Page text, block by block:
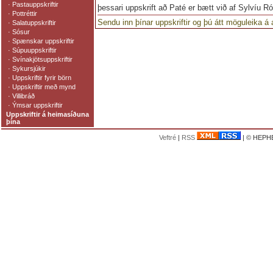
þessari uppskrift að Paté er bætt við af Sylvíu
Sendu inn þínar uppskriftir og þú átt möguleika
· Pastauppskriftir
· Pottréttir
· Salatuppskriftir
· Sósur
· Spænskar uppskriftir
· Súpuuppskriftir
· Svínakjötsuppskriftir
· Sykursjúkir
· Uppskriftir fyrir börn
· Uppskriftir með mynd
· Villibráð
· Ýmsar uppskriftir
Uppskriftir á heimasíðuna
þína
Veftré| RSS | ©